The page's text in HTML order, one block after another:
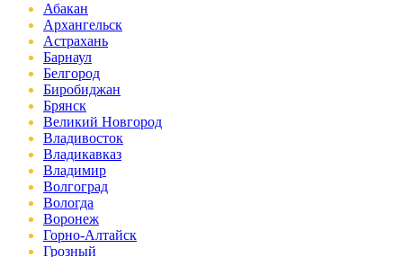
Абакан
Архангельск
Астрахань
Барнаул
Белгород
Биробиджан
Брянск
Великий Новгород
Владивосток
Владикавказ
Владимир
Волгоград
Вологда
Воронеж
Горно-Алтайск
Грозный